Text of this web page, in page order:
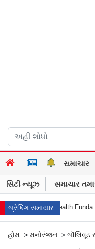
સમાચાર
સિટી ન્યૂઝ સમાચાર
બ્રેકિંગ સમાચાર
Health Funda:
હોમ > મનોરંજન > બૉલિવૂડ